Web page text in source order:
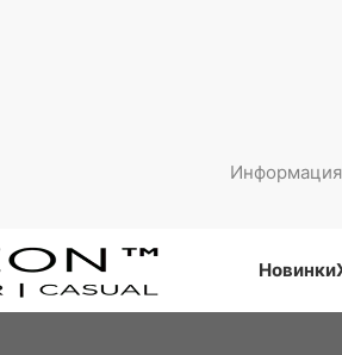
Информация
Новинки